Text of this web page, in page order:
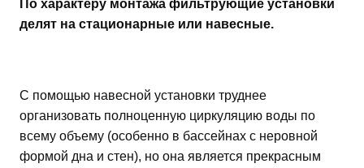
По характеру монтажа фильтрующие установки
делят на стационарные или навесные.
С помощью навесной установки труднее
организовать полноценную циркуляцию воды по
всему объему (особенно в бассейнах с неровной
формой дна и стен), но она является прекрасным